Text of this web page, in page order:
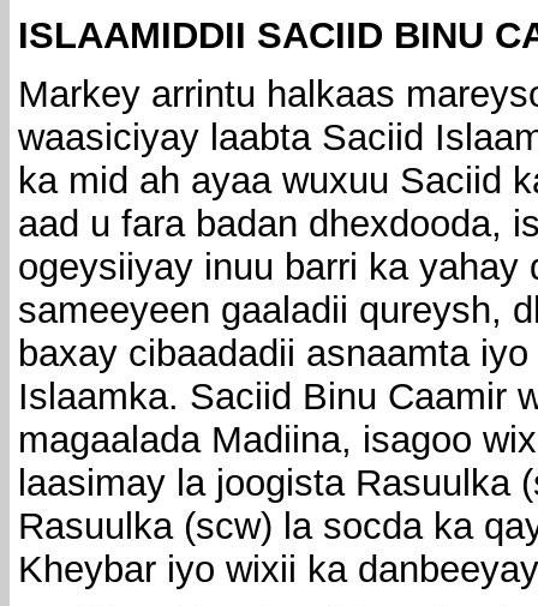
ISLAAMIDDII SACIID BINU
Markey arrintu halkaas
waasiciyay laabta Saciid
ka mid ah ayaa wuxuu Saciid
aad u fara badan dhexdooda,
ogeysiiyay inuu barri ka yahay
sameeyeen gaaladii qureysh,
baxay cibaadadii asnaamta
Islaamka. Saciid Binu Caamir
magaalada Madiina, isagoo
laasimay la joogista Rasuulka
Rasuulka (scw) la socda ka
Kheybar iyo wixii ka